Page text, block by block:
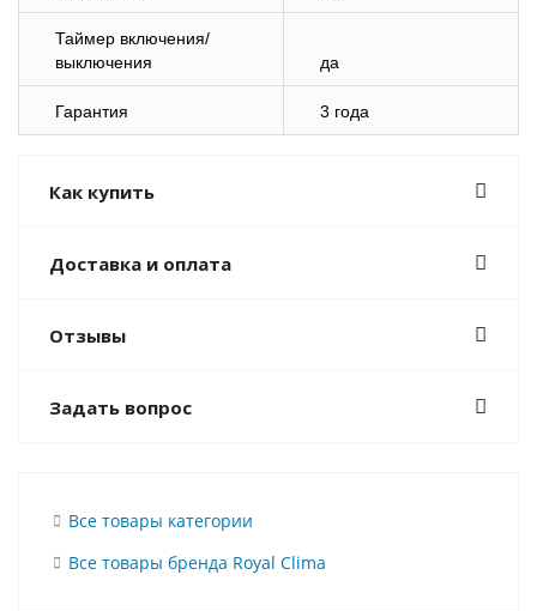
Таймер включения/
выключения
да
Гарантия 3 года
Как купить
Доставка и оплата
Отзывы
Задать вопрос
Все товары категории
Все товары бренда Royal Clima